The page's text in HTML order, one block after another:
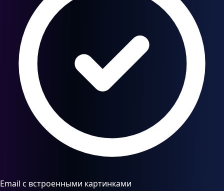
Email с встроенными картинками